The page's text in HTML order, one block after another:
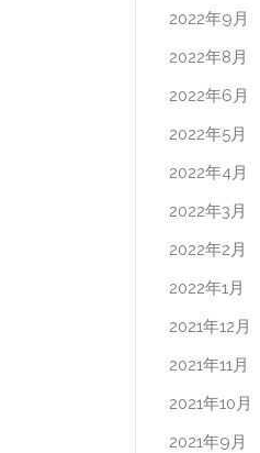
2022年9月
2022年8月
2022年6月
2022年5月
2022年4月
2022年3月
2022年2月
2022年1月
2021年12月
2021年11月
2021年10月
2021年9月